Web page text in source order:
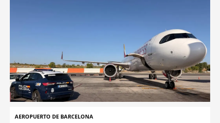
AEROPUERTO DE BARCELONA